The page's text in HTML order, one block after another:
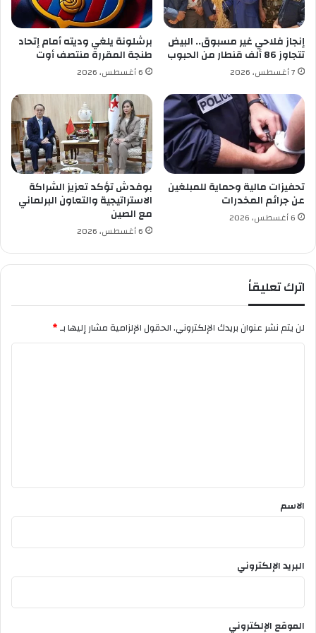
و
ت
ا
ي
م
ب
س
ط
ي
ف
ل
س
ا
ح
ة
ا
ل
ف
ن
ي
ة
إنجاز فلاحي غير مسبوق.. البيض
تتجاوز 86 ألف قنطار من الحبوب
7 أغسطس، 2026
برشلونة يلغي وديته أمام إتحاد
طنجة المقررة منتصف أوت
6 أغسطس، 2026
تحفيزات مالية وحماية للمبلغين
عن جرائم المخدرات
6 أغسطس، 2026
بوفدش تؤكد تعزيز الشراكة
الاستراتيجية والتعاون البرلماني
مع الصين
6 أغسطس، 2026
اترك تعليقاً
لن يتم نشر عنوان بريدك الإلكتروني.الحقول الإلزامية مشار إليها بـ*
*
الاسم
البريد الإلكتروني
الموقع الإلكتروني